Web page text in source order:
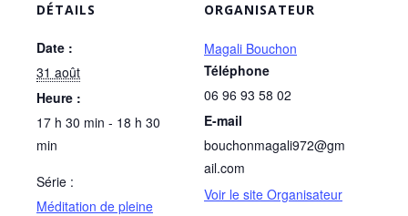
DÉTAILS
Date :
31 août
Heure :
17 h 30 min - 18 h 30
min
Série :
Méditation de pleine
ORGANISATEUR
Magali Bouchon
Téléphone
06 96 93 58 02
E-mail
bouchonmagali972@gm
ail.com
Voir le site Organisateur